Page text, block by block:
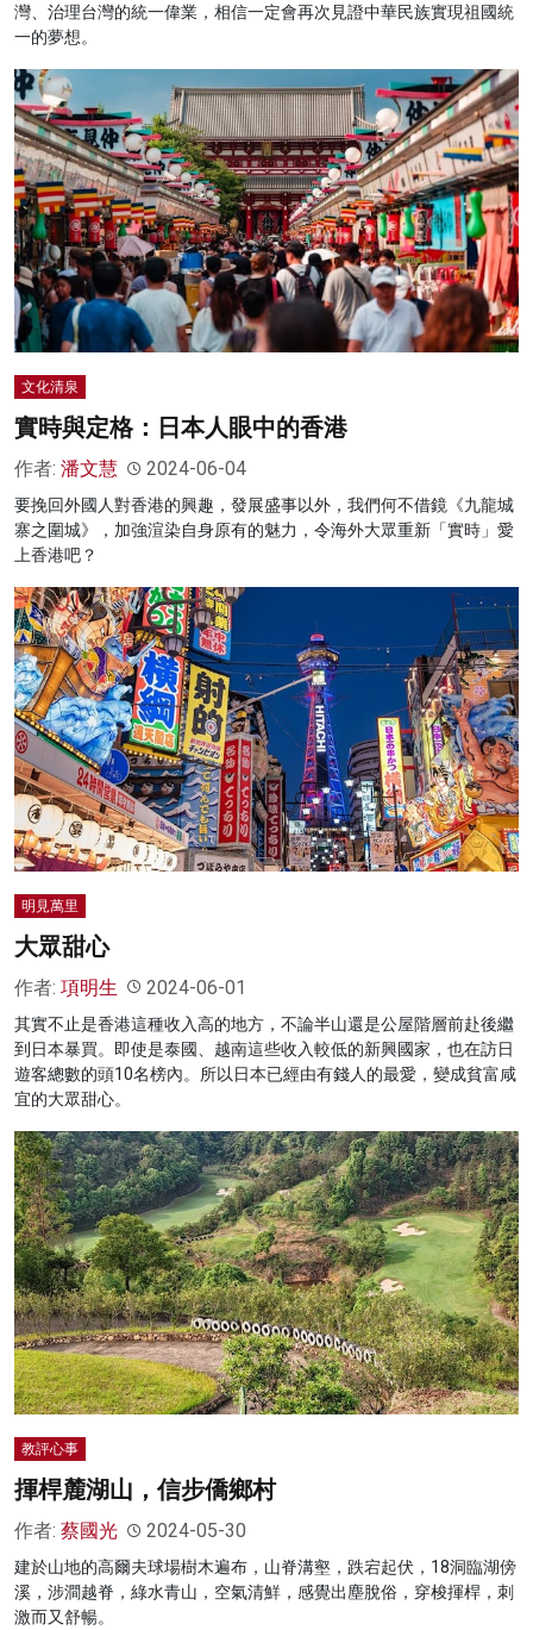
灣、治理台灣的統一偉業，相信一定會再次見證中華民族實現祖國統
一的夢想。
文化清泉
實時與定格：日本人眼中的香港
作者: 潘文慧 2024-06-04
要挽回外國人對香港的興趣，發展盛事以外，我們何不借鏡《九龍城
寨之圍城》，加強渲染自身原有的魅力，令海外大眾重新「實時」愛
上香港吧？
明見萬里
大眾甜心
作者: 項明生 2024-06-01
其實不止是香港這種收入高的地方，不論半山還是公屋階層前赴後繼
到日本暴買。即使是泰國、越南這些收入較低的新興國家，也在訪日
遊客總數的頭10名榜內。所以日本已經由有錢人的最愛，變成貧富咸
宜的大眾甜心。
教評心事
揮桿麓湖山，信步僑鄉村
作者: 蔡國光 2024-05-30
建於山地的高爾夫球場樹木遍布，山脊溝壑，跌宕起伏，18洞臨湖傍
溪，涉澗越脊，綠水青山，空氣清鮮，感覺出塵脫俗，穿梭揮桿，刺
激而又舒暢。